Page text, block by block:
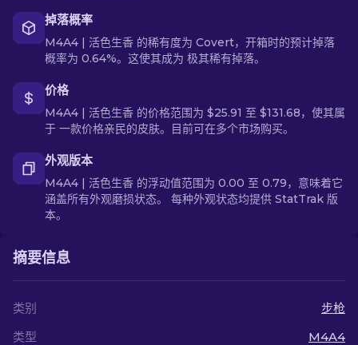
掉落概率
M4A4 | 活色生香 的稀有度为 Covert，开箱时的预计掉落
概率为 0.64%。这使其成为 极其稀有掉落。
价格
M4A4 | 活色生香 的价格范围为 $25.91 至 $131.68，使其属
于 一款价格亲民的皮肤。目前可在多个市场购买。
外观版本
M4A4 | 活色生香 的浮动值范围为 0.00 至 0.79，意味着它
涵盖所有外观磨损状态。 每种外观状态均提供 StatTrak 版
本。
摘要信息
类别
步枪
类型
M4A4